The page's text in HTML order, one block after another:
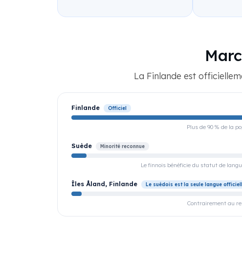
La Finlande est
Finlande Officiel
Plus de 90 % de la
Suède Minorité reconnue
Le finnois bénéficie du statut de
Îles Åland, Finlande Le suédois est la seule langue
Contrairement au